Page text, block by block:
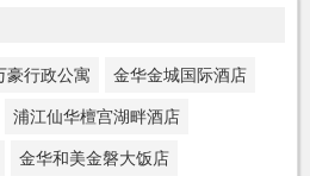
豪行政公寓 金华金城国际酒店
浦江仙华檀宫湖畔酒店
金华和美金磐大饭店